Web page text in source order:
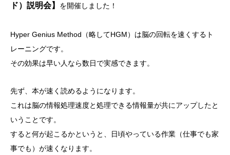
ド）説明会】 を開催しました！
Hyper Genius Method（略してHGM）は脳の回転を速くするト
レーニングです。
その効果は早い人なら数日で実感できます。
先ず、本が速く読めるようになります。
これは脳の情報処理速度と処理できる情報量が共にアップしたと
いうことです。
すると何が起こるかというと、日頃やっている作業（仕事でも家
事でも）が速くなります。